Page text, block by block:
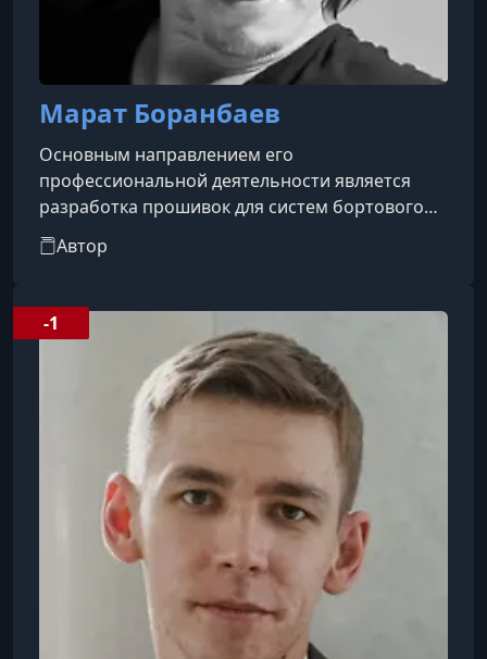
Марат Боранбаев
Основным направлением его
профессиональной деятельности является
разработка прошивок для систем бортового
радиотехнического комплекса космического
аппарата на базе микроконтроллеров STM32, а
для поточного функционального
тестирования модулей и печатных плат. Он
отвечает за методическую подготовку и
обучение младших специалистов в области
«Микроконтроллеры в Embedded 1440».Имеет
десятилетний опыт работы в Fu
Автор
-1